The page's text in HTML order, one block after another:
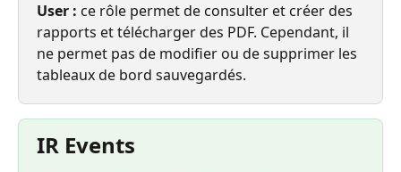
User : ce rôle permet de consulter et créer des
rapports et télécharger des PDF. Cependant, il
ne permet pas de modifier ou de supprimer les
tableaux de bord sauvegardés.
IR Events